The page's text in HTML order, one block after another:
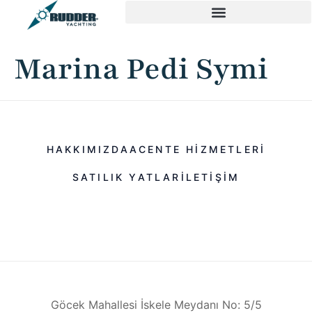
Marina Pedi Symi
HAKKIMIZDA ACENTE HIZMETLERI
SATILIK YATLAR ILETIŞIM
Göcek Mahallesi İskele Meydanı No: 5/5